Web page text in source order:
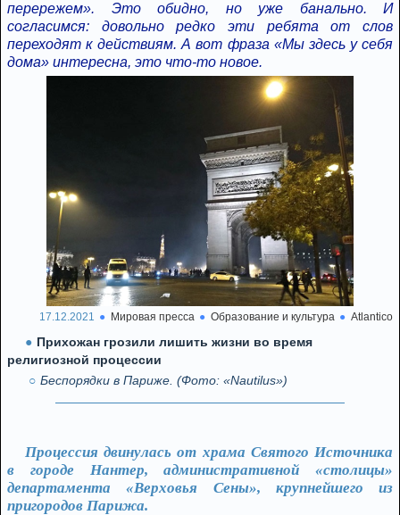
перережем». Это обидно, но уже банально. И
согласимся: довольно редко эти ребята от слов
переходят к действиям. А вот фраза «Мы здесь у себя
дома» интересна, это что-то новое.
17.12.2021 Мировая пресса Образование и культура Atlantico
Прихожан грозили лишить жизни во время
религиозной процессии
Беспорядки в Париже. (Фото: «Nautilus»)
Процессия двинулась от храма Святого Источника
в городе Нантер, административной «столицы»
департамента «Верховья Сены», крупнейшего из
пригородов Парижа.